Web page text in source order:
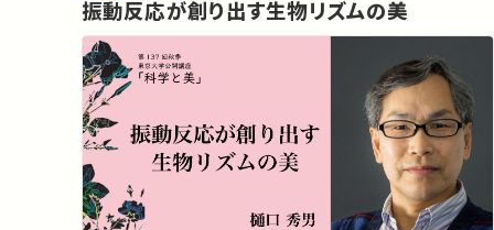
振動反応が創り出す生物リズムの美